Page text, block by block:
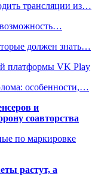
трансляции из…
должен знать…
платформы VK Play
особенности,…
и
соавторства
по маркировке
растут, а